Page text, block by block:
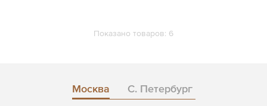
Показано товаров: 6
Москва С. Петербург